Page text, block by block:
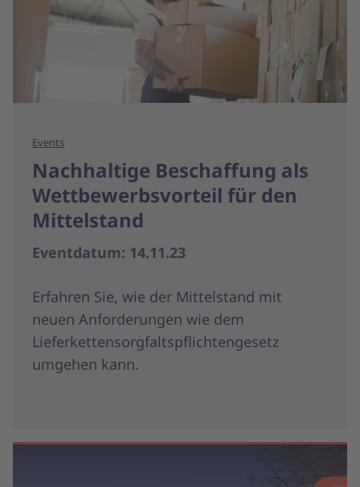
Events
Nachhaltige Beschaffung als
Wettbewerbsvorteil für den
Mittelstand
Eventdatum: 14.11.23
Erfahren Sie, wie der Mittelstand mit
neuen Anforderungen wie dem
Lieferkettensorgfaltspflichtengesetz
umgehen kann.